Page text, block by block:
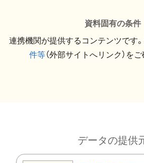
資料固有の条件
連携機関が提供するコンテンツです。
件等（外部サイトへリンク）を
データの提供